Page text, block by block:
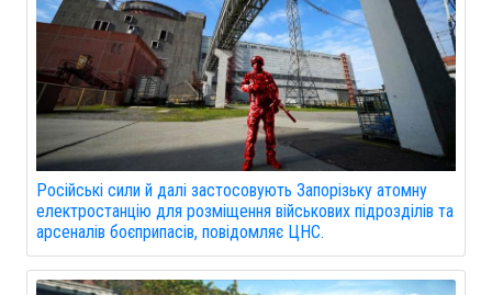
Російські сили й далі застосовують Запорізьку атомну
електростанцію для розміщення військових підрозділів та
арсеналів боєприпасів, повідомляє ЦНС.